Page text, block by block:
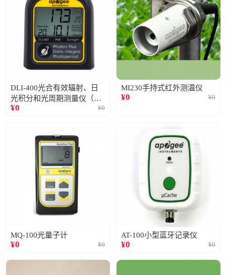
DLI-400光合有效辐射、日
光积分和光周期测量仪（仅
阳光）
¥0 ¥0
MI230手持式红外测温仪
¥0 ¥0
MQ-100光量子计
¥0 ¥0
AT-100小型蓝牙记录仪
¥0 ¥0